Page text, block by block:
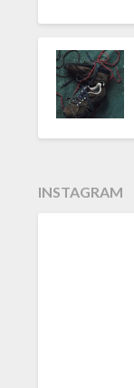
INSTAGRAM